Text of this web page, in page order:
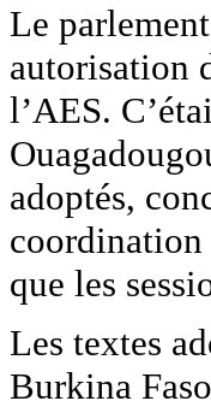
Le
autorisation
l’AES.
adoptés,
coordination
que les
Les textes
Burkina